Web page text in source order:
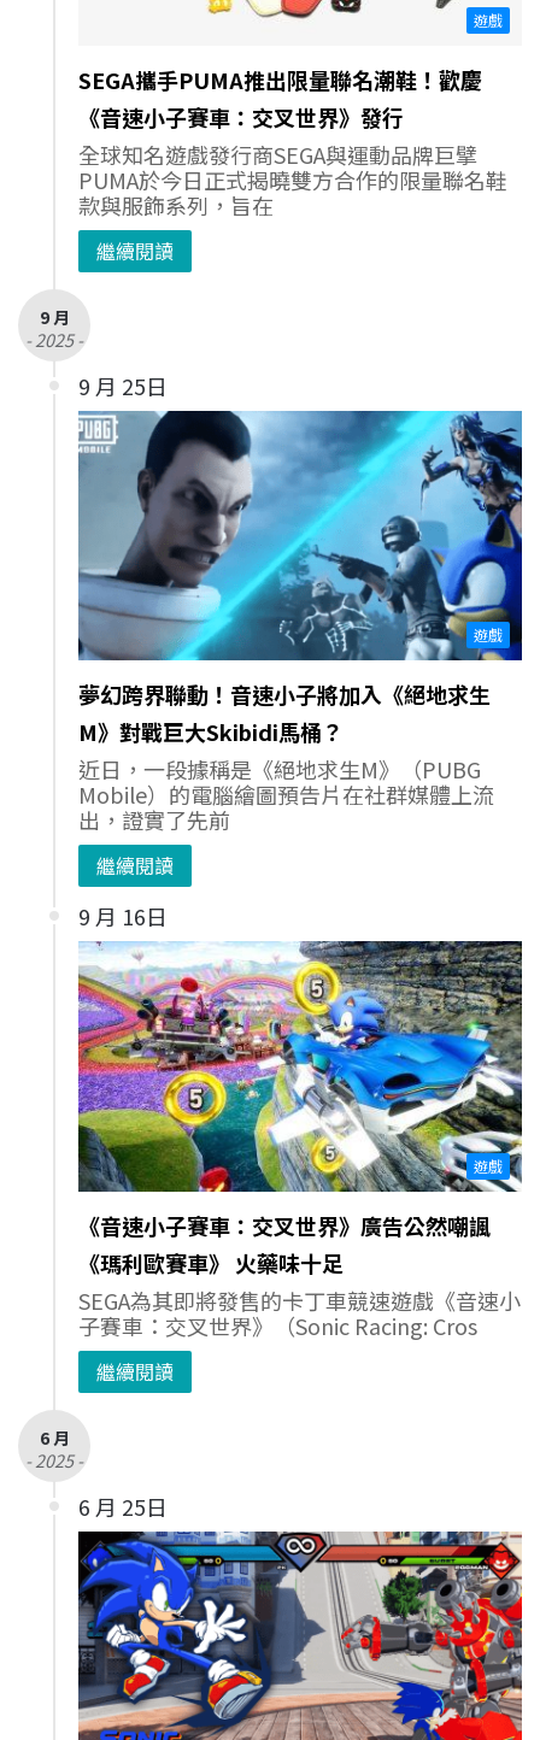
遊戲
SEGA攜手PUMA推出限量聯名潮鞋！歡慶
《音速小子賽車：交叉世界》發行
全球知名遊戲發行商SEGA與運動品牌巨擘
PUMA於今日正式揭曉雙方合作的限量聯名鞋
款與服飾系列，旨在
繼續閱讀
9 月
- 2025 -
9 月 25日
遊戲
夢幻跨界聯動！音速小子將加入《絕地求生
M》對戰巨大Skibidi馬桶？
近日，一段據稱是《絕地求生M》（PUBG
Mobile）的電腦繪圖預告片在社群媒體上流
出，證實了先前
繼續閱讀
9 月 16日
遊戲
《音速小子賽車：交叉世界》廣告公然嘲諷
《瑪利歐賽車》 火藥味十足
SEGA為其即將發售的卡丁車競速遊戲《音速小
子賽車：交叉世界》（Sonic Racing: Cros
繼續閱讀
6 月
- 2025 -
6 月 25日